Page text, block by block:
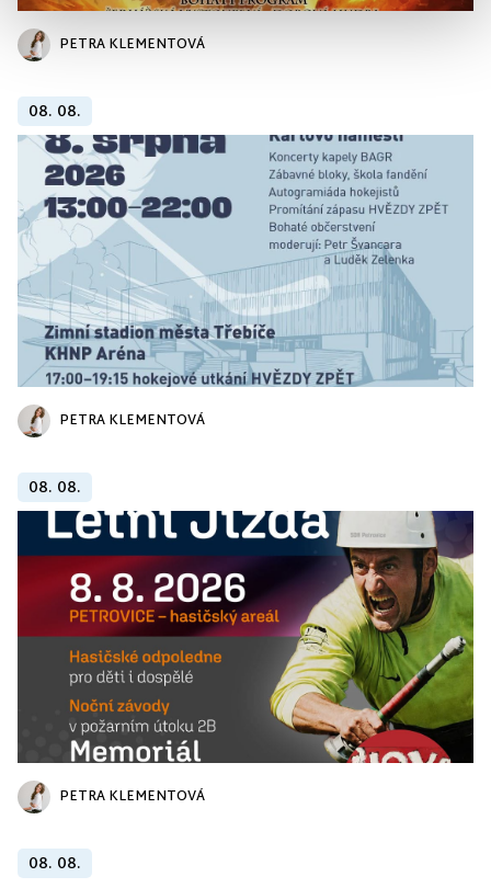
PETRA KLEMENTOVÁ
08. 08.
PETRA KLEMENTOVÁ
08. 08.
PETRA KLEMENTOVÁ
08. 08.